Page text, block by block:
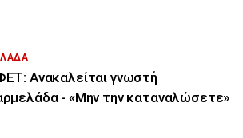
Ανακαλείται γνωστή
- «Μην την καταναλώσετε»